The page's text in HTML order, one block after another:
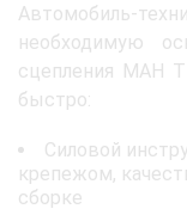
Автомобиль-
необходимую
сцепления МАН
быстро:
Силовой
крепежом,
сборке